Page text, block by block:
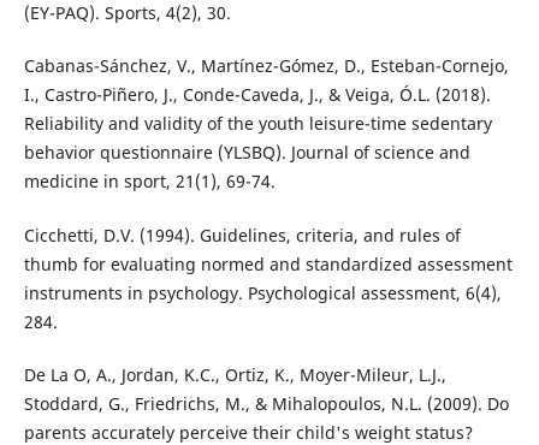
(EY-PAQ). Sports, 4(2), 30.
Cabanas-Sánchez, V., Martínez-Gómez, D., Esteban-Cornejo,
I., Castro-Piñero, J., Conde-Caveda, J., & Veiga, Ó.L. (2018).
Reliability and validity of the youth leisure-time sedentary
behavior questionnaire (YLSBQ). Journal of science and
medicine in sport, 21(1), 69-74.
Cicchetti, D.V. (1994). Guidelines, criteria, and rules of
thumb for evaluating normed and standardized assessment
instruments in psychology. Psychological assessment, 6(4),
284.
De La O, A., Jordan, K.C., Ortiz, K., Moyer-Mileur, L.J.,
Stoddard, G., Friedrichs, M., & Mihalopoulos, N.L. (2009). Do
parents accurately perceive their child's weight status?